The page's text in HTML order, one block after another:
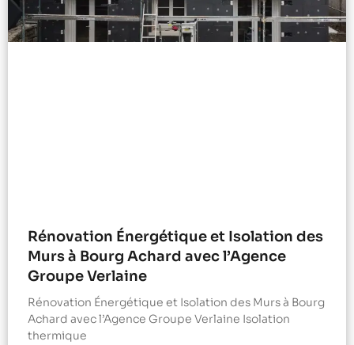
Rénovation Énergétique et Isolation des
Murs à Bourg Achard avec l’Agence
Groupe Verlaine
Rénovation Énergétique et Isolation des Murs à Bourg
Achard avec l’Agence Groupe Verlaine Isolation
thermique